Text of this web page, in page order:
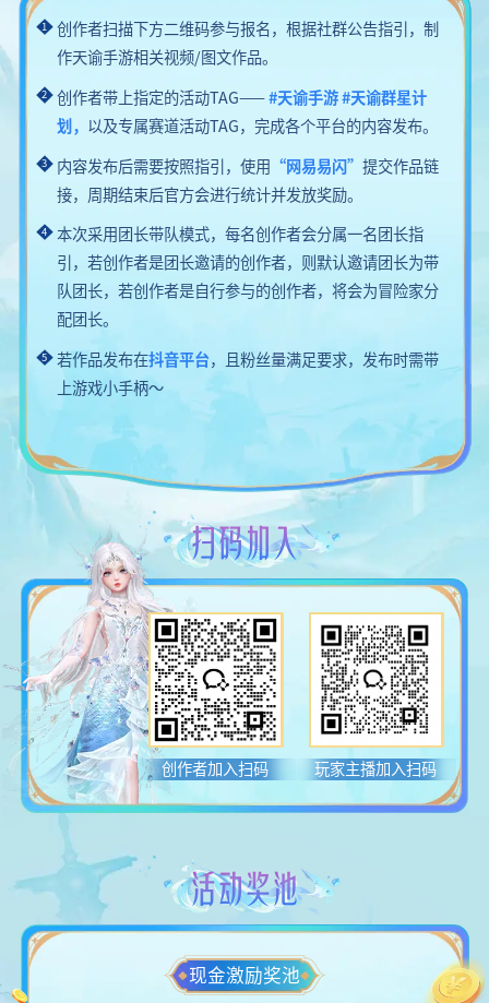
1
创作者扫描下方二维码参与报名，根据社群公告指引，制
作天谕手游相关视频/图文作品。
2 创作者带上指定的活动TAG——#天谕手游 #天谕群星计
划， 以及专属赛道活动TAG，完成各个平台的内容发布。
3 内容发布后需要按照指引，使用 “网易易闪”提交作品链
接，周期结束后官方会进行统计并发放奖励。
4
本次采用团长带队模式，每名创作者会分属一名团长指
引，若创作者是团长邀请的创作者，则默认邀请团长为带
队团长，若创作者是自行参与的创作者，将会为冒险家分
配团长。
5 若作品发布在抖音平台，且粉丝量满足要求，发布时需带
上游戏小手柄～
扫码加入
创作者加入扫码 玩家主播加入扫码
活动奖池
现金激励奖池